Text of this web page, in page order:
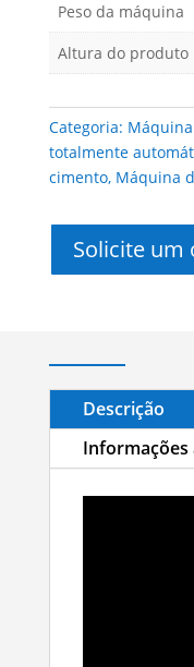
Peso da máquina
Altura do produto
Categoria:
totalmente
cimento, Máquina
Solicite um
Descrição
Informações